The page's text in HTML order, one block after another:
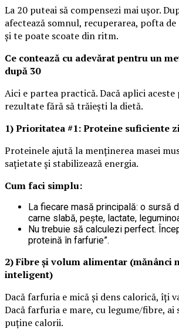
La 20 puteai să compensezi mai ușor.
afectează somnul, recuperarea, pofta de
și te poate scoate din ritm.
Ce contează cu adevărat pentru un
după 30
Aici e partea practică. Dacă aplici
rezultate fără să trăiești la dietă.
1) Prioritatea #1: Proteine suficiente
Proteinele ajută la menținerea masei
sațietate și stabilizează energia.
Cum faci simplu:
La fiecare masă principală: o sursă
carne slabă, pește, lactate,
Nu trebuie să calculezi perfect.
proteină în farfurie”.
2) Fibre și volum alimentar (mănânci
inteligent)
Dacă farfuria e mică și dens calorică, îți
Dacă farfuria e mare, cu legume/fibre, ai
puține calorii.